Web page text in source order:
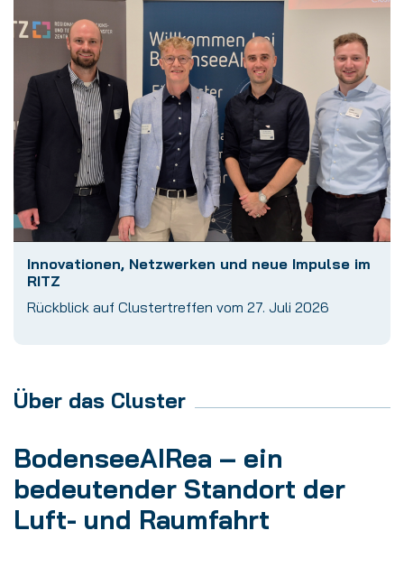
Innovationen, Netzwerken und neue Impulse im
RITZ
Rückblick auf Clustertreffen vom 27. Juli 2026
Über das Cluster
BodenseeAIRea – ein
bedeutender Standort der
Luft- und Raumfahrt